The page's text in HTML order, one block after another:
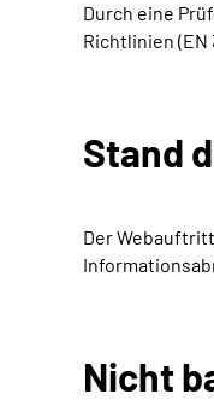
Durch eine
Richtlinien (EN
Stand
Der
Nicht